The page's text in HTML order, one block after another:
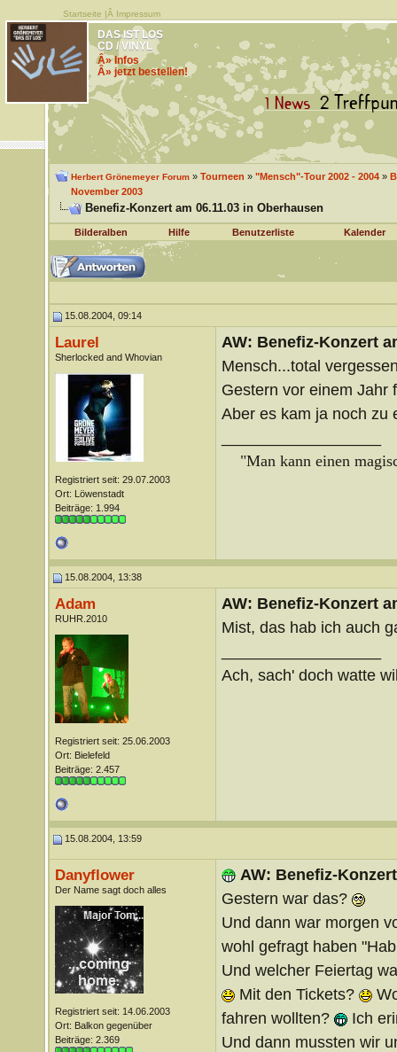
Startseite |Â Impressum
DAS IST LOS
CD / VINYL
Â» Infos
Â» jetzt bestellen!
Herbert Grönemeyer Forum» Tourneen » "Mensch"-Tour 2002 - 2004»
November 2003
Benefiz-Konzert am 06.11.03 in Oberhausen
Bilderalben Hilfe Benutzerliste Kalender
15.08.2004, 09:14
Laurel
Sherlocked and Whovian
Registriert seit: 29.07.2003
Ort: Löwenstadt
Beiträge: 1.994
AW: Benefiz-Konzert
Mensch...total
Gestern vor einem Jahr
Aber es kam ja noch zu
"Man kann einen
15.08.2004, 13:38
Adam
RUHR.2010
Registriert seit: 25.06.2003
Ort: Bielefeld
Beiträge: 2.457
AW: Benefiz-Konzert
Mist, das hab ich auch
Ach, sach' doch watte
15.08.2004, 13:59
Danyflower
Der Name sagt doch alles
Registriert seit: 14.06.2003
Ort: Balkon gegenüber
Beiträge: 2.369
AW: Benefiz-
Gestern war das?
Und dann war morgen
wohl gefragt haben
Und welcher Feiertag
Mit den Tickets?
fahren wollten?
Ich
Und dann mussten wir